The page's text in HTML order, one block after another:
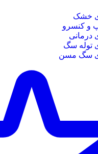
خشک
و کنسرو
درمانی
توله سگ
سگ مسن